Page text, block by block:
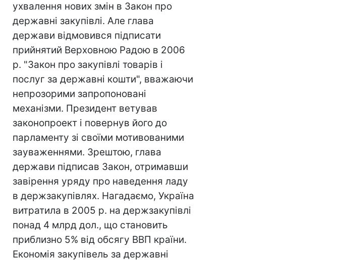
ухвалення нових змін в Закон про
державні закупівлі. Але глава
держави відмовився підписати
прийнятий Верховною Радою в 2006
р. "Закон про закупівлі товарів і
послуг за державні кошти", вважаючи
непрозорими запропоновані
механізми. Президент ветував
законопроект і повернув його до
парламенту зі своїми мотивованими
зауваженнями. Зрештою, глава
держави підписав Закон, отримавши
завірення уряду про наведення ладу
в держзакупівлях. Нагадаємо, Україна
витратила в 2005 р. на держзакупівлі
понад 4 млрд дол., що становить
приблизно 5% від обсягу ВВП країни.
Економія закупівель за державні